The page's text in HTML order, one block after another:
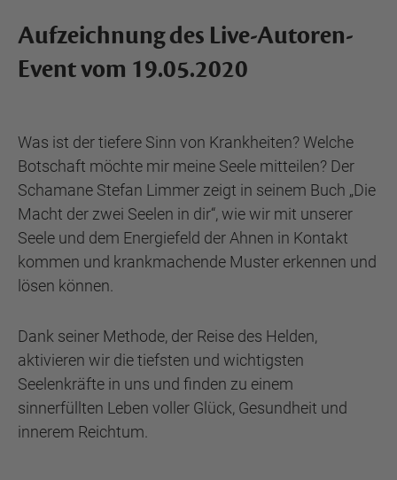
Aufzeichnung des Live-Autoren-
Event vom 19.05.2020
Was ist der tiefere Sinn von Krankheiten? Welche
Botschaft möchte mir meine Seele mitteilen? Der
Schamane Stefan Limmer zeigt in seinem Buch „Die
Macht der zwei Seelen in dir“, wie wir mit unserer
Seele und dem Energiefeld der Ahnen in Kontakt
kommen und krankmachende Muster erkennen und
lösen können.
Dank seiner Methode, der Reise des Helden,
aktivieren wir die tiefsten und wichtigsten
Seelenkräfte in uns und finden zu einem
sinnerfüllten Leben voller Glück, Gesundheit und
innerem Reichtum.